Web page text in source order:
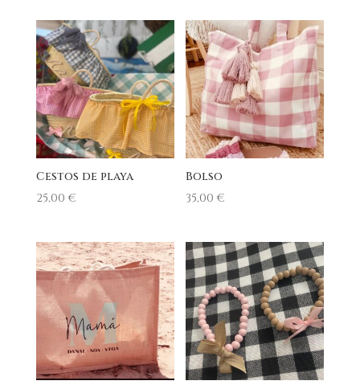
Cestos de playa
25,00€
Bolso
35,00€